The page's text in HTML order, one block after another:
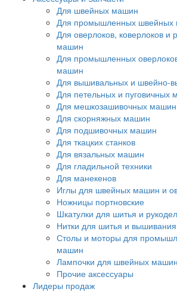
Для швейных машин
Для промышленных швейных
Для оверлоков, коверлоков и
машин
Для промышленных
машин
Для вышивальных и швейно-
Для петельных и пуговичных
Для мешкозашивочных машин
Для скорняжных машин
Для подшивочных машин
Для ткацких станков
Для вязальных машин
Для гладильной техники
Для манекенов
Иглы для швейных машин и
Ножницы портновские
Шкатулки для шитья и
Нитки для шитья и вышивания
Столы и моторы для
машин
Лампочки для швейных машин
Прочие аксессуары
Лидеры продаж